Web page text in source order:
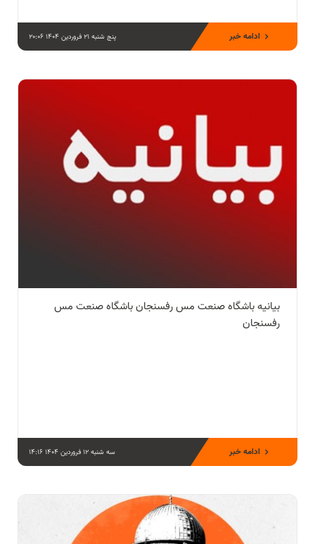
پنج شنبه 21 فروردین 1404 20:06 ادامه خبر
بیانیه باشگاه صنعت مس رفسنجان باشگاه صنعت مس
رفسنجان
سه شنبه 12 فروردین 1404 14:16 ادامه خبر